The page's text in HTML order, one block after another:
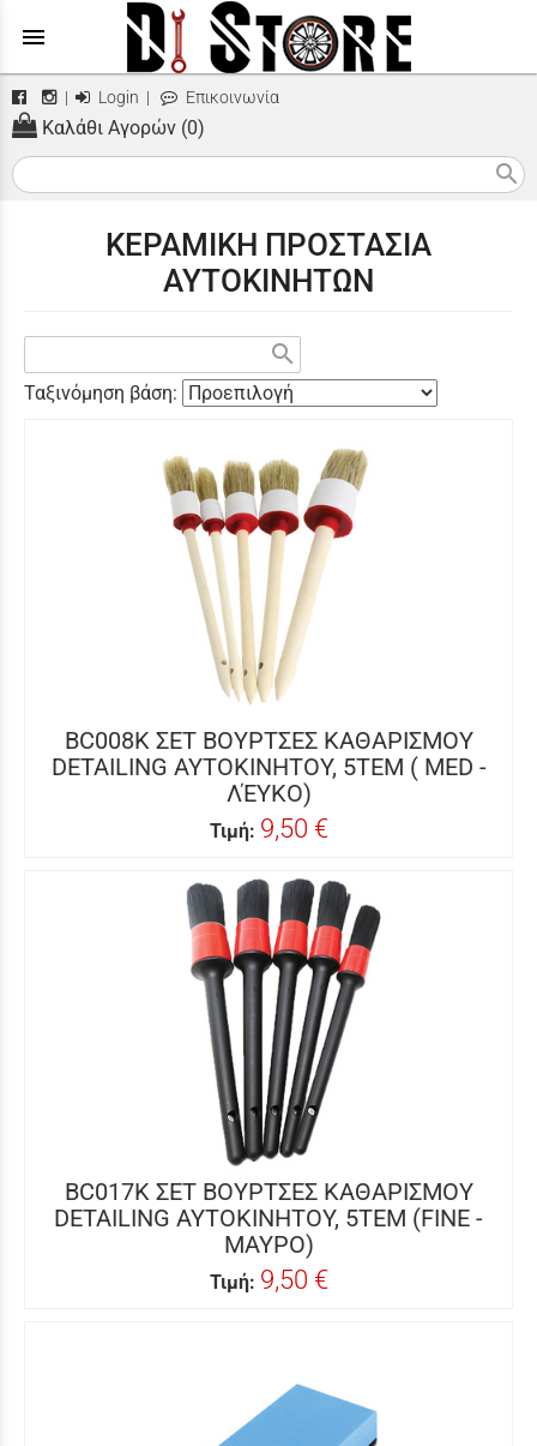
menu
| Login | Επικοινωνία
Καλάθι Αγορών (0)
search
ΚΕΡΑΜΙΚΗ ΠΡΟΣΤΑΣΙΑ
ΑΥΤΟΚΙΝΗΤΩΝ
search
Ταξινόμηση βάση:
BC008K ΣΕΤ ΒΟΥΡΤΣΕΣ ΚΑΘΑΡΙΣΜΟΥ
DETAILING ΑΥΤΟΚΙΝΗΤΟΥ, 5ΤΕΜ ( MED -
ΛΈΥΚΟ)
Τιμή: 9,50 €
BC017K ΣΕΤ ΒΟΥΡΤΣΕΣ ΚΑΘΑΡΙΣΜΟΥ
DETAILING ΑΥΤΟΚΙΝΗΤΟΥ, 5ΤΕΜ (FINE -
ΜΑΥΡΟ)
Τιμή: 9,50 €